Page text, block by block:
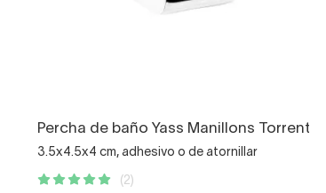
Percha de baño Yass Manillons Torrent
3.5x4.5x4 cm, adhesivo o de atornillar
(2)